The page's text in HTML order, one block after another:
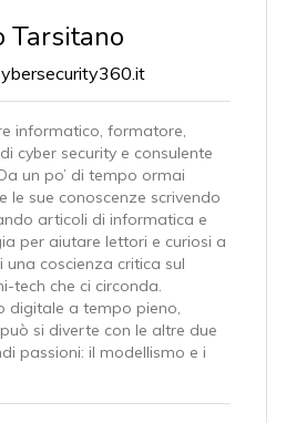
Tarsitano
informatico, formatore,
cyber security e consulente
un po’ di tempo ormai
le sue conoscenze scrivendo
articoli di informatica e
per aiutare lettori e curiosi a
una coscienza critica sul
tech che ci circonda.
digitale a tempo pieno,
si diverte con le altre due
passioni: il modellismo e i